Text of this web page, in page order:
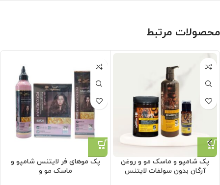
محصولات مرتبط
پک شامپو و ماسک مو و روغن
آرگان بدون سولفات لایتنس
پک موهای فر لایتنس شامپو و
ماسک مو و